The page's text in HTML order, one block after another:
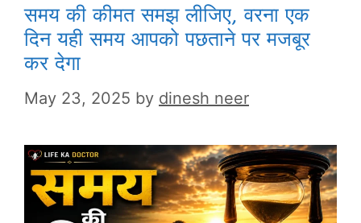
समय की कीमत समझ लीजिए, वरना एक
दिन यही समय आपको पछताने पर मजबूर
कर देगा
May 23, 2025 by dinesh neer